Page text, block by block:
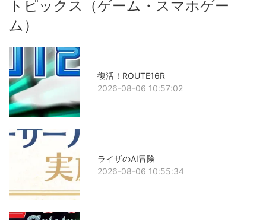
トピックス（ゲーム・スマホゲー
ム）
復活！ROUTE16R
2026-08-06 10:57:02
ライザのAI冒険
2026-08-06 10:55:34